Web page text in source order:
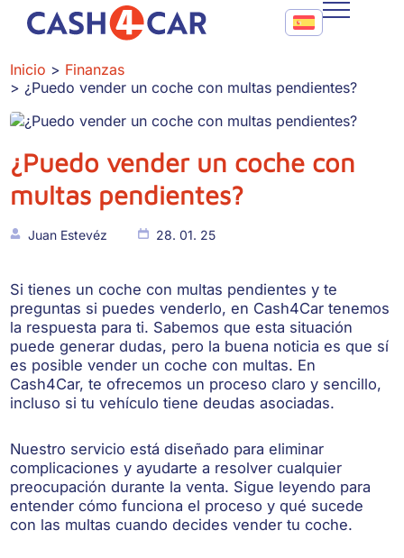
¿Puedo vender un coche con multas pendientes?
CONTACTO
Call To Action
Inicio
Finanzas
¿Puedo vender un coche con multas pendientes?
¿Puedo vender un coche con
multas pendientes?
Juan Estevéz 28. 01. 25
Si tienes un coche con multas pendientes y te
preguntas si puedes venderlo, en Cash4Car tenemos
la respuesta para ti. Sabemos que esta situación
puede generar dudas, pero la buena noticia es que sí
es posible vender un coche con multas. En
Cash4Car, te ofrecemos un proceso claro y sencillo,
incluso si tu vehículo tiene deudas asociadas.
Nuestro servicio está diseñado para eliminar
complicaciones y ayudarte a resolver cualquier
preocupación durante la venta. Sigue leyendo para
entender cómo funciona el proceso y qué sucede
con las multas cuando decides vender tu coche.